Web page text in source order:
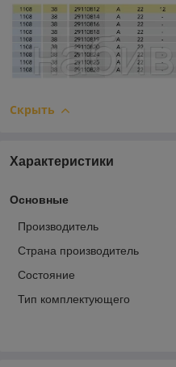
Скрыть
Характеристики
Основные
Производитель
Страна производитель
Состояние
Тип комплектующего